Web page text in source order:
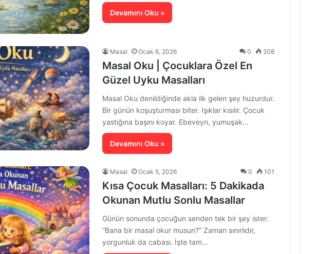
Devamını Oku »
Masal Ocak 6, 2026 0 208
Masal Oku | Çocuklara Özel En
Güzel Uyku Masalları
Masal Oku denildiğinde akla ilk gelen şey huzurdur.
Bir günün koşuşturması biter. Işıklar kısılır. Çocuk
yastığına başını koyar. Ebeveyn, yumuşak…
Devamını Oku »
Masal Ocak 5, 2026 0 101
Kısa Çocuk Masalları: 5 Dakikada
Okunan Mutlu Sonlu Masallar
Günün sonunda çocuğun senden tek bir şey ister:
“Bana bir masal okur musun?” Zaman sınırlıdır,
yorgunluk da cabası. İşte tam…